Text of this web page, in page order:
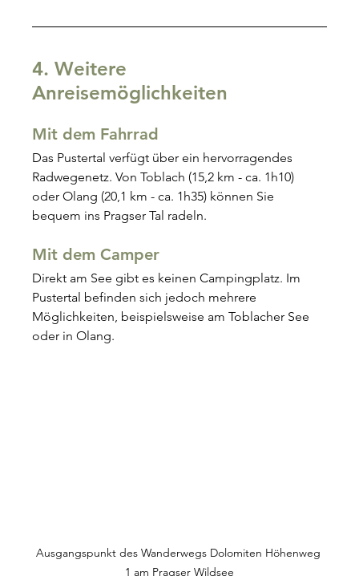
4. Weitere
Anreisemöglichkeiten
Mit dem Fahrrad
Das Pustertal verfügt über ein hervorragendes
Radwegenetz. Von Toblach (15,2 km - ca. 1h10)
oder Olang (20,1 km - ca. 1h35) können Sie
bequem ins Pragser Tal radeln.
Mit dem Camper
Direkt am See gibt es keinen Campingplatz. Im
Pustertal befinden sich jedoch mehrere
Möglichkeiten, beispielsweise am Toblacher See
oder in Olang.
Ausgangspunkt des Wanderwegs Dolomiten Höhenweg
1 am Pragser Wildsee